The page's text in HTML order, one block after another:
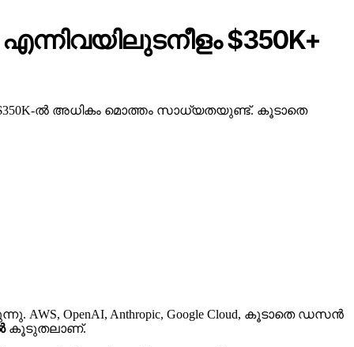
എന്നിവയിലുടനീളം $350K+
$350K-ൽ അധികം മൊത്തം സാധ്യതയുണ്ട്. കൂടാതെ
AWS, OpenAI, Anthropic, Google Cloud, കൂടാതെ ഡസൻ
കൂടുതലാണ്.